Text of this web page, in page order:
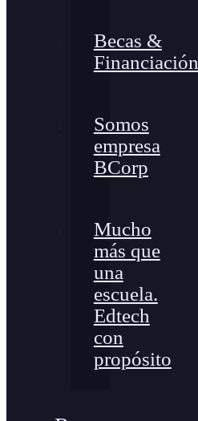
Becas &
Financiación
Somos
empresa
BCorp
Mucho
más que
una
escuela.
Edtech
con
propósito